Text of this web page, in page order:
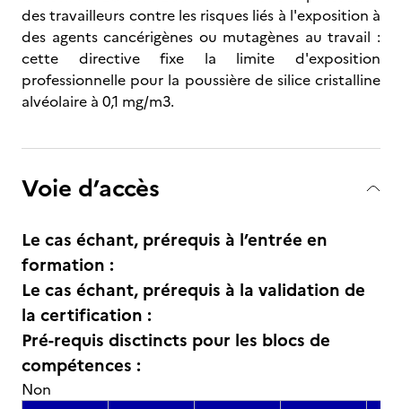
des travailleurs contre les risques liés à l'exposition à
des agents cancérigènes ou mutagènes au travail :
cette directive fixe la limite d'exposition
professionnelle pour la poussière de silice cristalline
alvéolaire à 0,1 mg/m3.
Voie d’accès
Le cas échant, prérequis à l’entrée en
formation :
Le cas échant, prérequis à la validation de
la certification :
Pré-requis disctincts pour les blocs de
compétences :
Non